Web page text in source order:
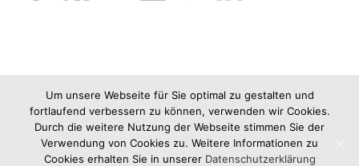
Um unsere Webseite für Sie optimal zu gestalten und
fortlaufend verbessern zu können, verwenden wir Cookies.
Durch die weitere Nutzung der Webseite stimmen Sie der
Verwendung von Cookies zu. Weitere Informationen zu
Cookies erhalten Sie in unserer Datenschutzerklärung